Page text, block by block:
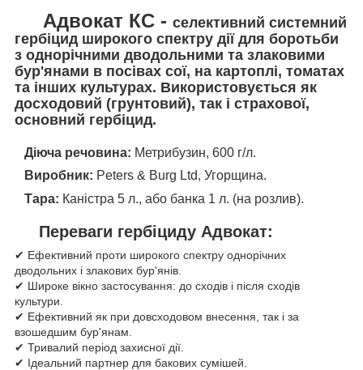
Адвокат КС - селективний системний
гербіцид широкого спектру дії для боротьби
з однорічними дводольними та злаковими
бур'янами в посівах сої, на картоплі, томатах
та інших культурах. Використовується як
досходовий (грунтовий), так і страхової,
основний гербіцид.
Діюча речовина: Метрибузин, 600 г/л.
Виробник: Peters & Burg Ltd, Угорщина.
Тара: Каністра 5 л., або банка 1 л. (на розлив).
Переваги гербіциду Адвокат:
✔ Ефективний проти широкого спектру однорічних
дводольних і злакових бур'янів.
✔ Широке вікно застосування: до сходів і після сходів
культури.
✔ Ефективний як при довсходовом внесення, так і за
взошедшим бур'янам.
✔ Тривалий період захисної дії.
✔ Ідеальний партнер для бакових сумішей.